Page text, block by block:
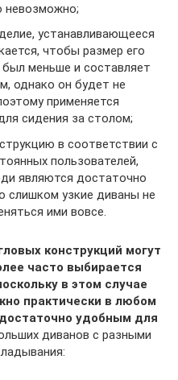
невозможно;
устанавливающееся
чтобы размер его
меньше и составляет
однако он будет не
применяется
сидения за столом;
в соответствии с
пользователей,
являются достаточно
слишком узкие диваны не
ими вовсе.
конструкций могут
часто выбирается
в этом случае
практически в любом
удобным для
диванов с разными